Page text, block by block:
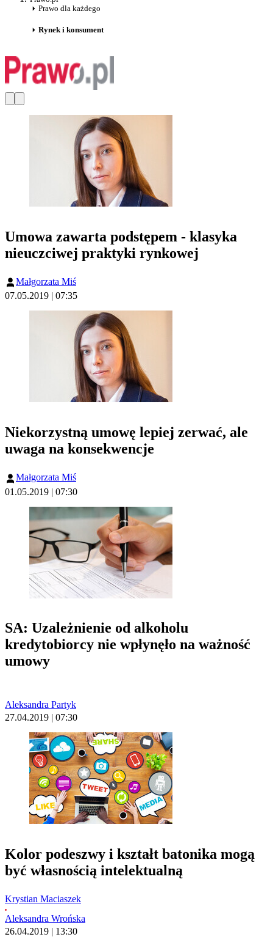
Prawo dla każdego
Rynek i konsument
Umowa zawarta podstępem - klasyka
nieuczciwej praktyki rynkowej
Małgorzata Miś
07.05.2019 | 07:35
Niekorzystną umowę lepiej zerwać, ale
uwaga na konsekwencje
Małgorzata Miś
01.05.2019 | 07:30
SA: Uzależnienie od alkoholu
kredytobiorcy nie wpłynęło na ważność
umowy
Aleksandra Partyk
27.04.2019 | 07:30
Kolor podeszwy i kształt batonika mogą
być własnością intelektualną
Krystian Maciaszek
Aleksandra Wrońska
26.04.2019 | 13:30